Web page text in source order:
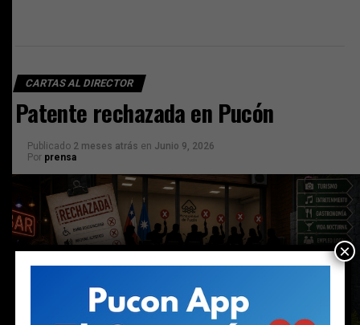
CARTAS AL DIRECTOR
Patente rechazada en Pucón
Publicado 2 meses atrás en Junio 9, 2026
Por prensa
×